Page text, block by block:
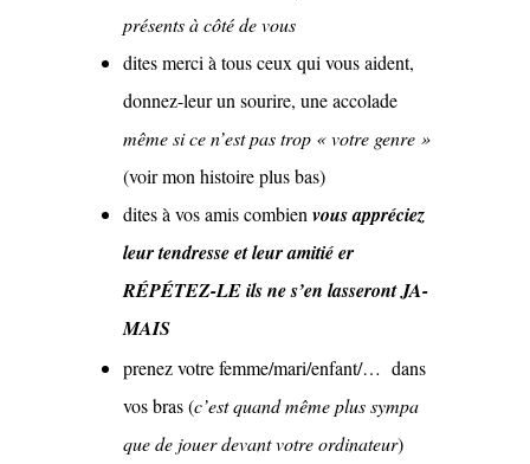
présents à côté de vous
dites merci à tous ceux qui vous aident,
donnez-leur un sourire, une accolade
même si ce n’est pas trop « votre genre »
(voir mon histoire plus bas)
dites à vos amis combien vous appréciez
leur tendresse et leur amitié er
RÉPÉTEZ-LE ils ne s’en lasseront JA-
MAIS
prenez votre femme/mari/enfant/… dans
vos bras (c’est quand même plus sympa
que de jouer devant votre ordinateur)